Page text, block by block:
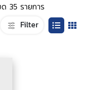
35 รายการ
Filter